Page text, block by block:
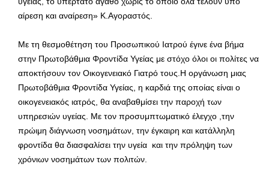
αίρεση και αναίρεση» Κ.Αγοραστός.
Με τη θεσμοθέτηση του Προσωπικού Ιατρού έγινε ένα βήμα
στην Πρωτοβάθμια Φροντίδα Υγείας με στόχο όλοι οι πολίτες να
αποκτήσουν τον Οικογενειακό Γιατρό τους.Η οργάνωση μιας
Πρωτοβάθμια Φροντίδα Υγείας, η καρδιά της οποίας είναι ο
οικογενειακός ιατρός, θα αναβαθμίσει την παροχή των
υπηρεσιών υγείας. Με τον προσυμπτωματικό έλεγχο ,την
πρώιμη διάγνωση νοσημάτων, την έγκαιρη και κατάλληλη
φροντίδα θα διασφαλίσει την υγεία και την πρόληψη των
χρόνιων νοσημάτων των πολιτών.